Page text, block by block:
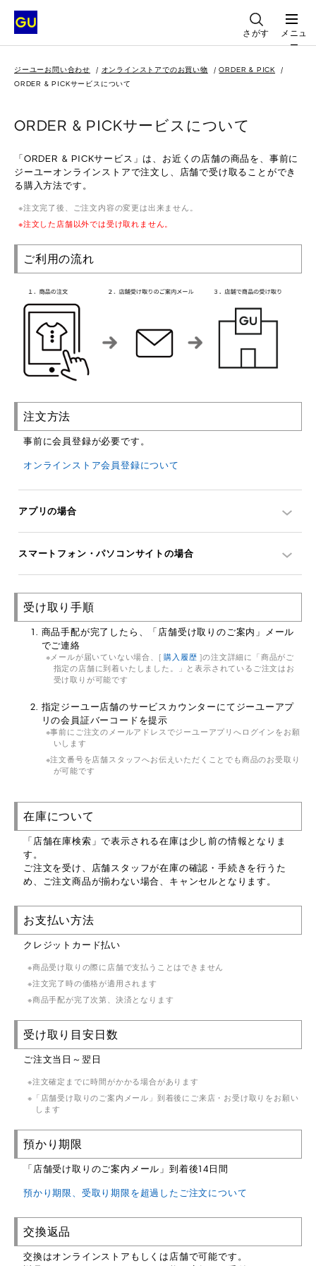
さがす
メニュ
ー
ジーユーお問い合わせ オンラインストアでのお買い物
ORDER & PICK
ORDER & PICKサービスについて
ORDER & PICKサービスについて
「ORDER & PICKサービス」は、お近くの店舗の商品を、事前に
ジーユーオンラインストアで注文し、店舗で受け取ることができ
る購入方法です。
注文完了後、ご注文内容の変更は出来ません。
注文した店舗以外では受け取れません。
ご利用の流れ
注文方法
事前に会員登録が必要です。
オンラインストア会員登録について
アプリの場合
スマートフォン・パソコンサイトの場合
受け取り手順
商品手配が完了したら、「店舗受け取りのご案内」メール
でご連絡
メールが届いていない場合、[購入履歴 ]の注文詳細に「商品がご
指定の店舗に到着いたしました。」と表示されているご注文はお
受け取りが可能です
指定ジーユー店舗のサービスカウンターにてジーユーアプ
リの会員証バーコードを提示
事前にご注文のメールアドレスでジーユーアプリへログインをお願
いします
注文番号を店舗スタッフへお伝えいただくことでも商品のお受取り
が可能です
在庫について
「店舗在庫検索」で表示される在庫は少し前の情報となりま
す。
ご注文を受け、店舗スタッフが在庫の確認・手続きを行うた
め、ご注文商品が揃わない場合、キャンセルとなります。
お支払い方法
クレジットカード払い
商品受け取りの際に店舗で支払うことはできません
注文完了時の価格が適用されます
商品手配が完了次第、決済となります
受け取り目安日数
ご注文当日～翌日
注文確定までに時間がかかる場合があります
「店舗受け取りのご案内メール」到着後にご来店・お受け取りをお願い
します
預かり期限
「店舗受け取りのご案内メール」到着後14日間
預かり期限、受取り期限を超過したご注文について
交換返品
交換はオンラインストアもしくは店舗で可能です。